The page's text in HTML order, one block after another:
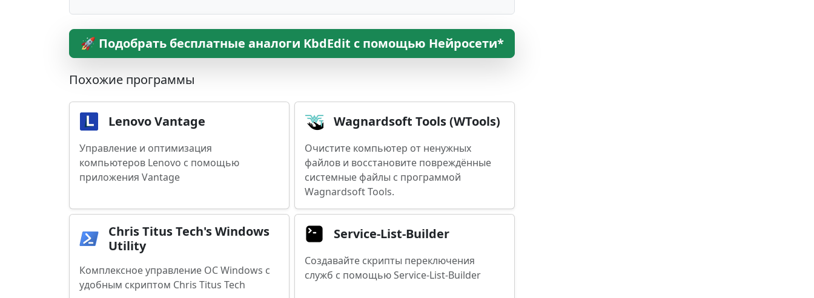
🚀 Подобрать бесплатные аналоги KbdEdit с помощью Нейросети*
Похожие программы
Lenovo Vantage
Управление и оптимизация
компьютеров Lenovo с помощью
приложения Vantage
Wagnardsoft Tools (WTools)
Очистите компьютер от ненужных
файлов и восстановите повреждённые
системные файлы с программой
Wagnardsoft Tools.
Chris Titus Tech's Windows
Utility
Комплексное управление ОС Windows с
удобным скриптом Chris Titus Tech
Service-List-Builder
Создавайте скрипты переключения
служб с помощью Service-List-Builder